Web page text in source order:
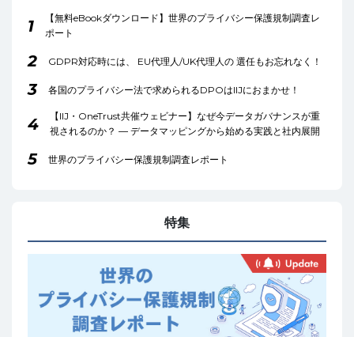
1
【無料eBookダウンロード】世界のプライバシー保護規制調査レ
ポート
2 GDPR対応時には、 EU代理人/UK代理人の 選任もお忘れなく！
3 各国のプライバシー法で求められるDPOはIIJにおまかせ！
4
【IIJ・OneTrust共催ウェビナー】なぜ今データガバナンスが重
視されるのか？ ― データマッピングから始める実践と社内展開
5 世界のプライバシー保護規制調査レポート
特集